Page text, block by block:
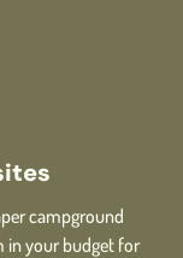
campground
in your budget for